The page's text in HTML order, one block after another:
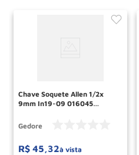
Chave Soquete Allen 1/2x
9mm In19-09 016045
Gedore
R$ 45,32à vista